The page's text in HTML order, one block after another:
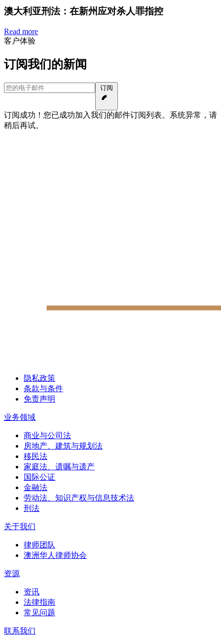
澳大利亚刑法：在新州应对杀人罪指控
Read more
客户体验
订阅我们的新闻
您的电子邮件
订阅成功！您已成功加入我们的邮件订阅列表。 系统异常，请
稍后再试。
隐私政策
条款与条件
免责声明
业务领域
商业与公司法
房地产、建筑与规划法
移民法
家庭法、遗嘱与遗产
国际公证
金融法
劳动法、知识产权与信息技术法
刑法
关于我们
律师团队
澳洲华人律师协会
资源
资讯
法律指南
常见问题
联系我们